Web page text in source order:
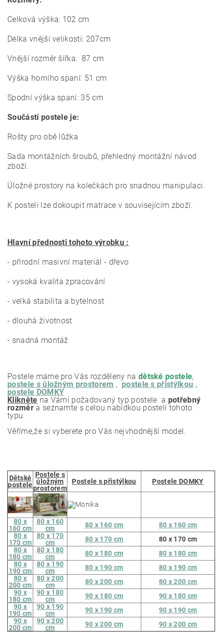
Celková výška: 102 cm
Délka vnější velikosti: 207cm
Vnější rozměr šířka: 87 cm
Výška horního spaní: 51 cm
Spodní výška spaní: 35 cm
Součástí postele je:
Rošty pro obě lůžka
Sada montážních šroubů, přehledný montážní návod
zboží.
Úložné prostory na kolečkách pro snadnou manipulaci.
K posteli lze dokoupit matrace v souvisejícím zboží.
Hlavní přednosti tohoto výrobku :
- přírodní masivní materiál - dřevo
- vysoká kvalita zpracování
- velká stabilita a bytelnost
- dlouhá životnost
- snadná montáž
Postele máme pro Vás rozděleny na dětské postele,
postele s úložným prostorem , postele s přistýlkou ,
postele DOMKY
Klikněte na Vámi požadovaný typ postele a potřebný
rozměra seznamte s celou nabídkou postelí tohoto
typu.
Věříme,že si vyberete pro Vás nejvhodnější model.
Dětské
postele
Postele s
úložným
prostorem
Postele s přistýlkou Postele DOMKY
80 x
160 cm
80 x 160
cm
80 x 160 cm
80 x 160 cm
80 x
170 cm
80 x 170
cm
80 x 170 cm
80 x 170 cm
80 x
180 cm
80 x 180
cm
80 x 180 cm
80 x 180 cm
80 x
190 cm
80 x 190
cm
80 x 190 cm
80 x 190 cm
80 x
200 cm
80 x 200
cm
80 x 200 cm
80 x 200 cm
90 x
180 cm
90 x 180
cm
90 x 180 cm
90 x 180 cm
90 x
190 cm
90 x 190
cm
90 x 190 cm
90 x 190 cm
90 x
200 cm
90 x 200
cm
90 x 200 cm 90 x 200 cm